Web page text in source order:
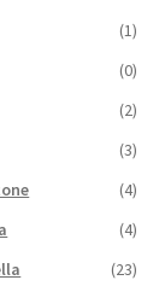
(1)
(0)
(2)
(3)
(4)
(4)
(23)